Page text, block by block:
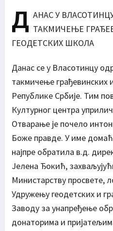
Д АНАС У
ТАКМИЧЕЊЕ
ГЕОДЕТСКИХ ШКОЛА
Данас се у Власотинцу
такмичење грађевинских
Републике Србије. Тим
Културног центра
Отварање је почело
Боже правде. У име
најпре обратила в.д.
Јелена Ђокић,
Министарству просвете,
Удружењу геодетских и
Заводу за унапређење
донаторима и